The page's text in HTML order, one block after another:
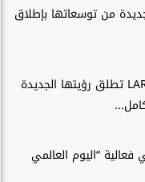
من توسعاتها بإطلاق
LARZ Developments تطلق رؤيتها الجديدة
“اليوم العالمي